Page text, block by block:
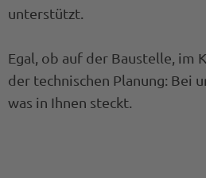
unterstützt.
Egal, ob auf der Baustelle, im
der technischen Planung: Bei
was in Ihnen steckt.